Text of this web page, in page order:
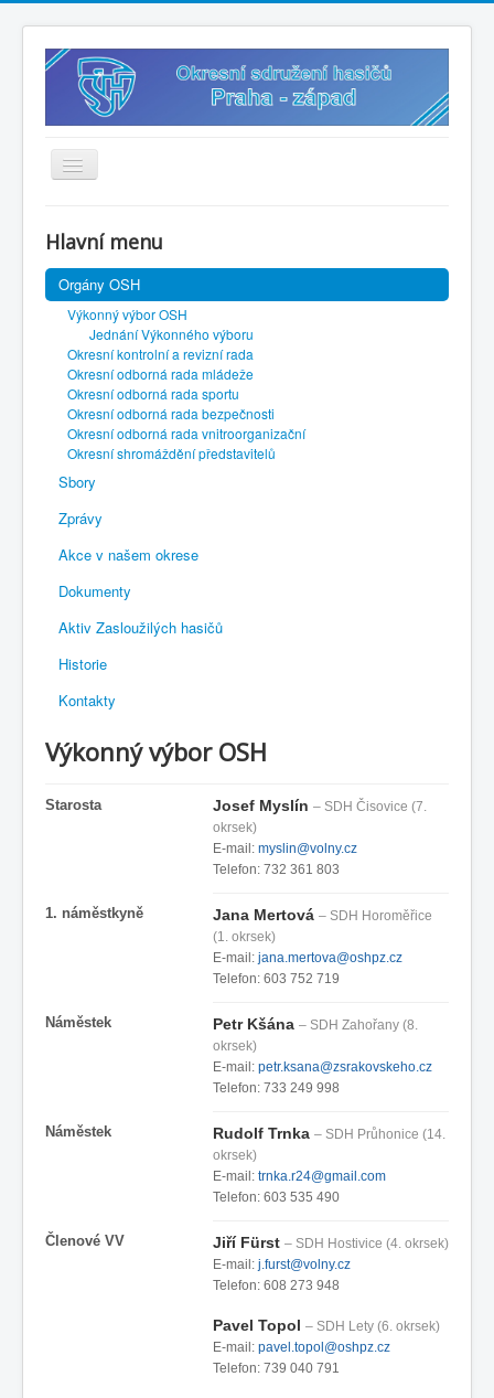
? Sdílený disk
? Připravený občan
✍️ Přihlášky
? Směrnice
? Soutěže 2026
Hlavní menu
Orgány OSH
Výkonný výbor OSH
Jednání Výkonného výboru
Okresní kontrolní a revizní rada
Okresní odborná rada mládeže
Okresní odborná rada sportu
Okresní odborná rada bezpečnosti
Okresní odborná rada vnitroorganizační
Okresní shromáždění představitelů
Sbory
Zprávy
Akce v našem okrese
Dokumenty
Aktiv Zasloužilých hasičů
Historie
Kontakty
Výkonný výbor OSH
Starosta Josef Myslín – SDH Čisovice (7.
okrsek)
E-mail: myslin@volny.cz
Telefon: 732 361 803
1. náměstkyně Jana Mertová – SDH Horoměřice
(1. okrsek)
E-mail: jana.mertova@oshpz.cz
Telefon: 603 752 719
Náměstek Petr Kšána – SDH Zahořany (8.
okrsek)
E-mail: petr.ksana@zsrakovskeho.cz
Telefon: 733 249 998
Náměstek Rudolf Trnka – SDH Průhonice (14.
okrsek)
E-mail: trnka.r24@gmail.com
Telefon: 603 535 490
Členové VV Jiří Fürst – SDH Hostivice (4. okrsek)
E-mail: j.furst@volny.cz
Telefon: 608 273 948
Pavel Topol – SDH Lety (6. okrsek)
E-mail: pavel.topol@oshpz.cz
Telefon: 739 040 791